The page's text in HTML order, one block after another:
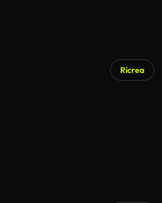
Ricrea